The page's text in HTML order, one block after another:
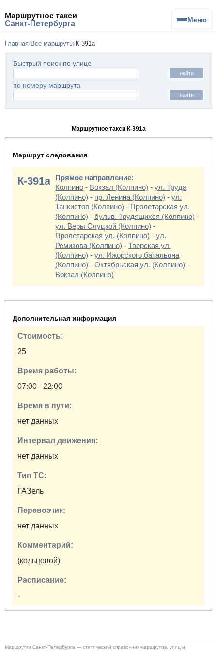
Маршрутное такси
Санкт-Петербурга
Меню
Главная Все маршруты К-391а
Быстрый поиск по улице
найти
по номеру маршрута
найти
Маршрутное такси К-391а
Маршрут следования
К-391а
Прямое направление:
Колпино - Вокзал (Колпино) - ул. Труда
(Колпино) - пр. Ленина (Колпино) - ул.
Танкистов (Колпино) - Пролетарская ул.
(Колпино) - бульв. Трудящихся (Колпино) -
ул. Веры Слуцкой (Колпино) -
Пролетарская ул. (Колпино) - ул.
Ремизова (Колпино) - Тверская ул.
(Колпино) - ул. Ижорского батальона
(Колпино) - Октябрьская ул. (Колпино) -
Вокзал (Колпино)
Дополнительная информация
Стоимость:
25
Время работы:
07:00 - 22:00
Время в пути:
нет данных
Интервал движения:
нет данных
Тип ТС:
ГАЗель
Перевозчик:
нет данных
Комментарий:
(кольцевой)
Расписание:
-
Маршрутки Санкт-Петербурга — статический справочник маршрутов, улиц и